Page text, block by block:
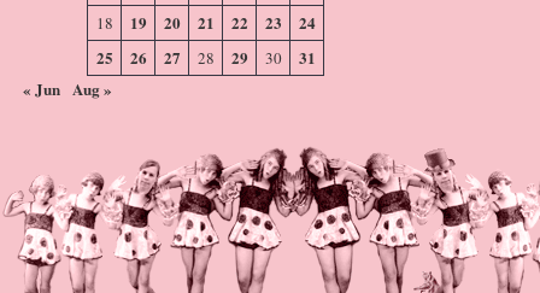
18 19 20 21 22 23
24
25
26 27 28 29 30
31
« Jun Aug »